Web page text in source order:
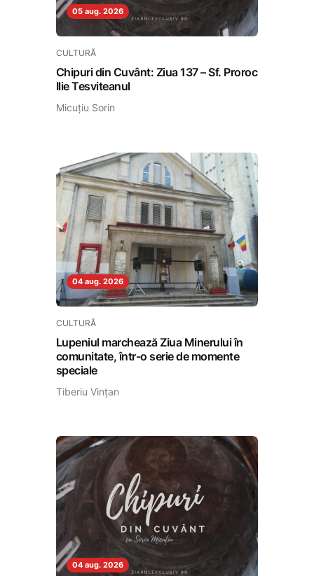
05 aug. 2026
CULTURĂ
Chipuri din Cuvânt: Ziua 137 – Sf. Proroc
Ilie Tesviteanul
Micuțiu Sorin
04 aug. 2026
CULTURĂ
Lupeniul marchează Ziua Minerului în
comunitate, într-o serie de momente
speciale
Tiberiu Vințan
04 aug. 2026